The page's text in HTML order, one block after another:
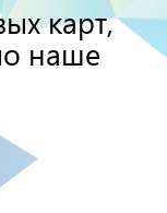
карт,
наше